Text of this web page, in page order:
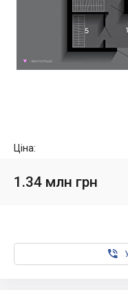
Ціна:
1.34 млн грн
